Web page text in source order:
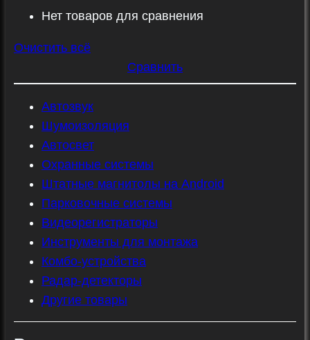
Нет товаров для сравнения
Очистить всё
Сравнить
Автозвук
Шумоизоляция
Автосвет
Охранные системы
Штатные магнитолы на Android
Парковочные системы
Видеорегистраторы
Инструменты для монтажа
Комбо-устройства
Радар-детекторы
Другие товары